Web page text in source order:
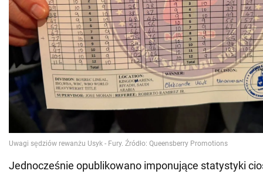
Jednocześnie opublikowano imponujące statystyki